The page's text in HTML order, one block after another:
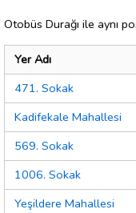
Otobüs Durağı ile aynı
Yer Adı
471. Sokak
Kadifekale Mahallesi
569. Sokak
1006. Sokak
Yeşildere Mahallesi